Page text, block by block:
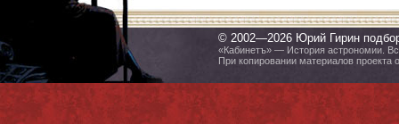
© 2002—2026 Юрий Гирин
«Кабинетъ» — История астрономии.
При копировании материалов проекта